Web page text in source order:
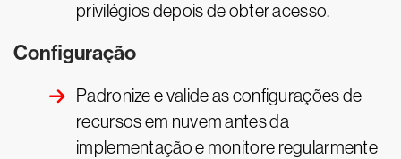
privilégios depois de obter acesso.
Configuração
Padronize e valide as configurações de
recursos em nuvem antes da
implementação e monitore regularmente